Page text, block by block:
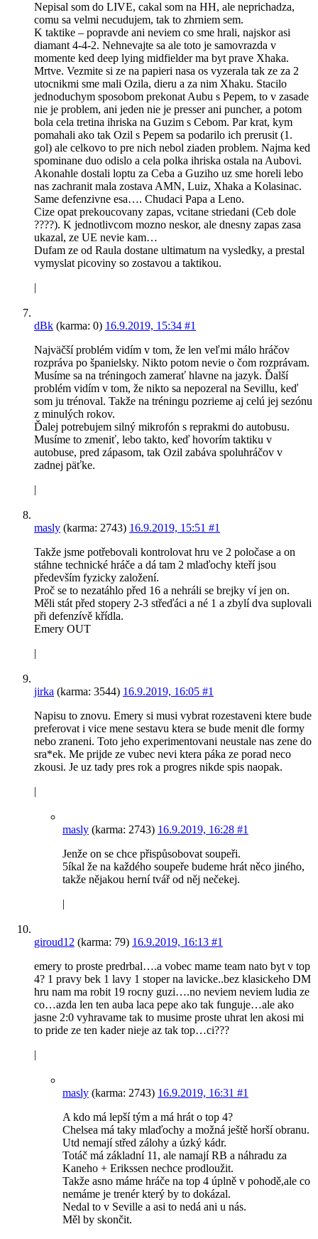
Nepisal som do LIVE, cakal som na HH, ale neprichadza,
comu sa velmi necudujem, tak to zhrniem sem.
K taktike – popravde ani neviem co sme hrali, najskor asi
diamant 4-4-2. Nehnevajte sa ale toto je samovrazda v
momente ked deep lying midfielder ma byt prave Xhaka.
Mrtve. Vezmite si ze na papieri nasa os vyzerala tak ze za 2
utocnikmi sme mali Ozila, dieru a za nim Xhaku. Stacilo
jednoduchym sposobom prekonat Aubu s Pepem, to v zasade
nie je problem, ani jeden nie je presser ani puncher, a potom
bola cela tretina ihriska na Guzim s Cebom. Par krat, kym
pomahali ako tak Ozil s Pepem sa podarilo ich prerusit (1.
gol) ale celkovo to pre nich nebol ziaden problem. Najma ked
spominane duo odislo a cela polka ihriska ostala na Aubovi.
Akonahle dostali loptu za Ceba a Guziho uz sme horeli lebo
nas zachranit mala zostava AMN, Luiz, Xhaka a Kolasinac.
Same defenzivne esa…. Chudaci Papa a Leno.
Cize opat prekoucovany zapas, vcitane striedani (Ceb dole
????). K jednotlivcom mozno neskor, ale dnesny zapas zasa
ukazal, ze UE nevie kam…
Dufam ze od Raula dostane ultimatum na vysledky, a prestal
vymyslat picoviny so zostavou a taktikou.
|
dBk (karma: 0) 16.9.2019, 15:34 #1
Najväčší problém vidím v tom, že len veľmi málo hráčov
rozpráva po španielsky. Nikto potom nevie o čom rozprávam.
Musíme sa na tréningoch zamerať hlavne na jazyk. Ďalší
problém vidím v tom, že nikto sa nepozeral na Sevillu, keď
som ju trénoval. Takže na tréningu pozrieme aj celú jej sezónu
z minulých rokov.
Ďalej potrebujem silný mikrofón s reprakmi do autobusu.
Musíme to zmeniť, lebo takto, keď hovorím taktiku v
autobuse, pred zápasom, tak Ozil zabáva spoluhráčov v
zadnej päťke.
|
masly (karma: 2743) 16.9.2019, 15:51 #1
Takže jsme potřebovali kontrolovat hru ve 2 poločase a on
stáhne technické hráče a dá tam 2 mlaďochy kteří jsou
především fyzicky založení.
Proč se to nezatáhlo před 16 a nehráli se brejky ví jen on.
Měli stát před stopery 2-3 střeďáci a né 1 a zbylí dva suplovali
při defenzívě křídla.
Emery OUT
|
jirka (karma: 3544) 16.9.2019, 16:05 #1
Napisu to znovu. Emery si musi vybrat rozestaveni ktere bude
preferovat i vice mene sestavu ktera se bude menit dle formy
nebo zraneni. Toto jeho experimentovani neustale nas zene do
sra*ek. Me prijde ze vubec nevi ktera páka ze porad neco
zkousi. Je uz tady pres rok a progres nikde spis naopak.
|
masly (karma: 2743) 16.9.2019, 16:28 #1
Jenže on se chce přispůsobovat soupeři.
5íkal že na každého soupeře budeme hrát něco jiného,
takže nějakou herní tvář od něj nečekej.
|
giroud12 (karma: 79) 16.9.2019, 16:13 #1
emery to proste predrbal….a vobec mame team nato byt v top
4? 1 pravy bek 1 lavy 1 stoper na lavicke..bez klasickeho DM
hru nam ma robit 19 rocny guzi….no neviem neviem ludia ze
co…azda len ten auba laca pepe ako tak funguje…ale ako
jasne 2:0 vyhravame tak to musime proste uhrat len akosi mi
to pride ze ten kader nieje az tak top…ci???
|
masly (karma: 2743) 16.9.2019, 16:31 #1
A kdo má lepší tým a má hrát o top 4?
Chelsea má taky mlaďochy a možná ještě horší obranu.
Utd nemají střed zálohy a úzký kádr.
Totáč má základní 11, ale namají RB a náhradu za
Kaneho + Erikssen nechce prodloužit.
Takže asno máme hráče na top 4 úplně v pohodě,ale co
nemáme je trenér který by to dokázal.
Nedal to v Seville a asi to nedá ani u nás.
Měl by skončit.